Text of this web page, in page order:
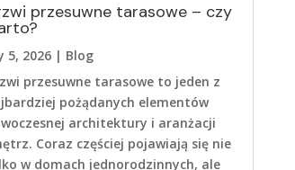
przesuwne tarasowe – czy
5, 2026 | Blog
przesuwne tarasowe to jeden z
pożądanych elementów
architektury i aranżacji
Coraz częściej pojawiają się nie
w domach jednorodzinnych, ale